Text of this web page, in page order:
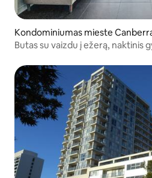
Kondominiumas mieste
Butas su vaizdu į ežerą, naktinis